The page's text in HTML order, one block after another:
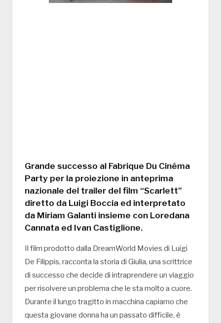
Grande successo al Fabrique Du Cinéma
Party per la proiezione in anteprima
nazionale del trailer del film “Scarlett”
diretto da Luigi Boccia ed interpretato
da Miriam Galanti insieme con Loredana
Cannata ed Ivan Castiglione.
Il film prodotto dalla DreamWorld Movies di Luigi
De Filippis, racconta la storia di Giulia, una scrittrice
di successo che decide di intraprendere un viaggio
per risolvere un problema che le sta molto a cuore.
Durante il lungo tragitto in macchina capiamo che
questa giovane donna ha un passato difficile, è